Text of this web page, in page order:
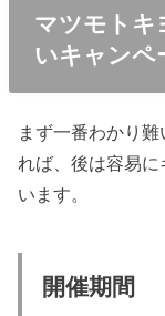
マツモトキ
いキャンペ
まず一番わかり
れば、後は容易
います。
開催期間